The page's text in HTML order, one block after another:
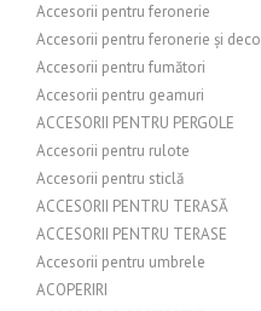
Accesorii pentru feronerie
Accesorii pentru feronerie și
Accesorii pentru fumători
Accesorii pentru geamuri
ACCESORII PENTRU PERGOLE
Accesorii pentru rulote
Accesorii pentru sticlă
ACCESORII PENTRU TERASĂ
ACCESORII PENTRU TERASE
Accesorii pentru umbrele
ACOPERIRI